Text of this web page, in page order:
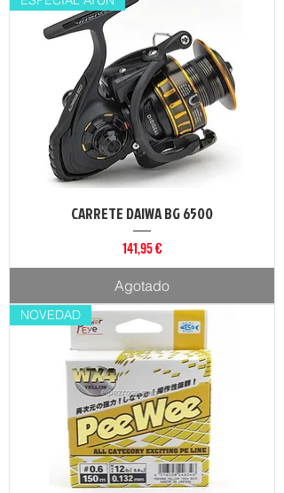
CARRETE DAIWA BG 6500
Precio
141,95 €
Agotado
NOVEDAD